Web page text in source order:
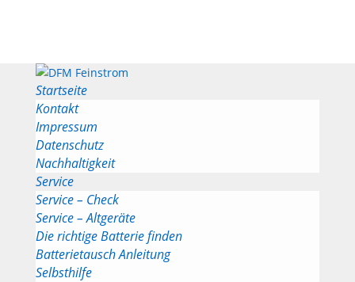
Startseite
Kontakt
Impressum
Datenschutz
Nachhaltigkeit
Service
Service – Check
Service – Altgeräte
Die richtige Batterie finden
Batterietausch Anleitung
Selbsthilfe